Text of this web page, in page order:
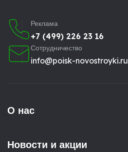
Реклама
+7 (499) 226 23 16
Сотрудничество
info@poisk-novostroyki.ru
О нас
Новости и акции